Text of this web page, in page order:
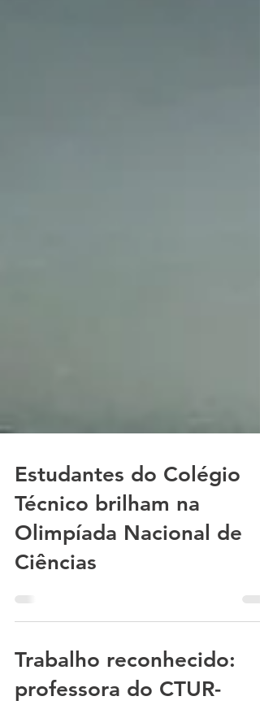
Estudantes do Colégio
Técnico brilham na
Olimpíada Nacional de
Ciências
Trabalho reconhecido: